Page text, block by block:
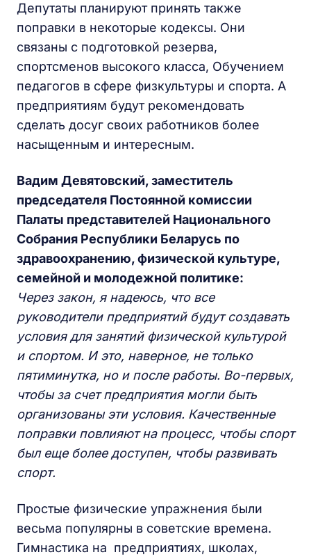
Депутаты планируют принять также
поправки в некоторые кодексы. Они
связаны с подготовкой резерва,
спортсменов высокого класса, Обучением
педагогов в сфере физкультуры и спорта. А
предприятиям будут рекомендовать
сделать досуг своих работников более
насыщенным и интересным.
Вадим Девятовский, заместитель
председателя Постоянной комиссии
Палаты представителей Национального
Собрания Республики Беларусь по
здравоохранению, физической культуре,
семейной и молодежной политике:
Через закон, я надеюсь, что все
руководители предприятий будут создавать
условия для занятий физической культурой
и спортом. И это, наверное, не только
пятиминутка, но и после работы. Во-первых,
чтобы за счет предприятия могли быть
организованы эти условия. Качественные
поправки повлияют на процесс, чтобы спорт
был еще более доступен, чтобы развивать
спорт.
Простые физические упражнения были
весьма популярны в советские времена.
Гимнастика на предприятиях, школах,